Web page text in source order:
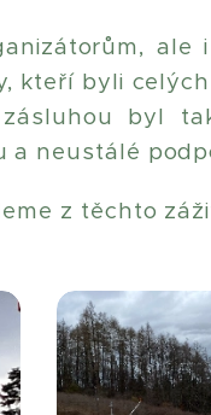
ale
kteří byli
byl
a neustálé
z těchto